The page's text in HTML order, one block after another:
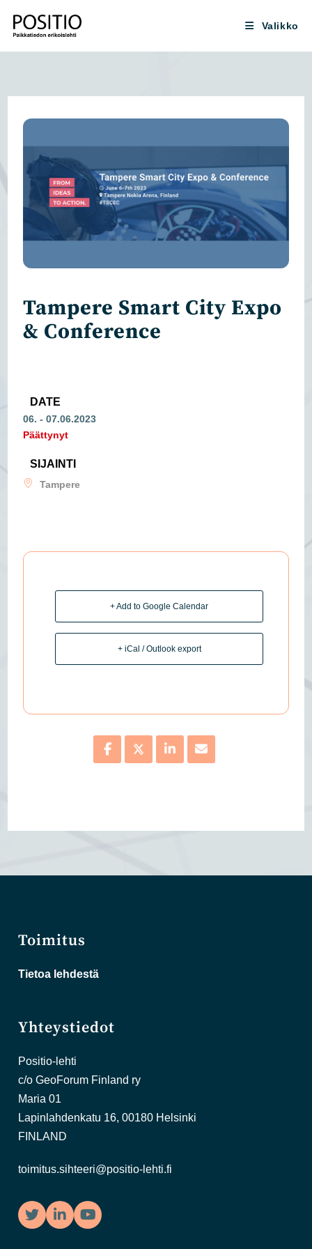
suoraan
sisältöön
Valikko
Tampere Smart City Expo
& Conference
DATE
06. - 07.06.2023
Päättynyt
SIJAINTI
Tampere
+ Add to Google Calendar
+ iCal / Outlook export
Toimitus
Tietoa lehdestä
Yhteystiedot
Positio-lehti
c/o GeoForum Finland ry
Maria 01
Lapinlahdenkatu 16, 00180 Helsinki
FINLAND
toimitus.sihteeri@positio-lehti.fi
TwitterLinkedInYouTube